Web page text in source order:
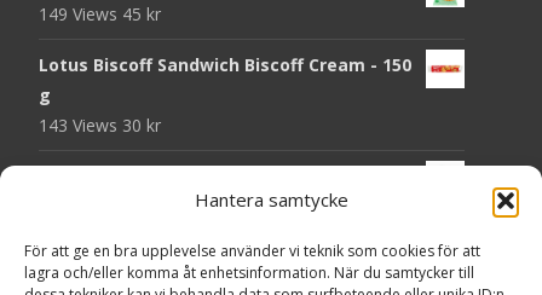
Hantera samtycke
För att ge en bra upplevelse använder vi teknik som cookies för att
lagra och/eller komma åt enhetsinformation. När du samtycker till
149 Views 45 kr
Lotus Biscoff Sandwich Biscoff Cream - 150
g
143 Views 30 kr
Pringles Hot Kickin' Sour Cream Chips - 160
g